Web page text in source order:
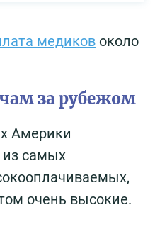
медиков около
за рубежом
Америки
из самых
очень высокие.